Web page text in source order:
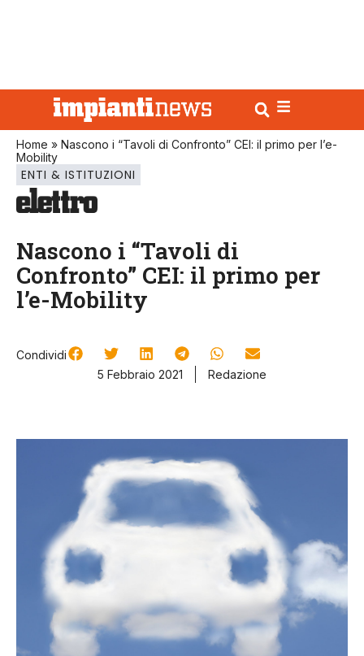
Home » Nascono i “Tavoli di Confronto” CEI: il primo per l’e-
Mobility
ENTI & ISTITUZIONI
Nascono i “Tavoli di
Confronto” CEI: il primo per
l’e-Mobility
Condividi
5 Febbraio 2021
Redazione